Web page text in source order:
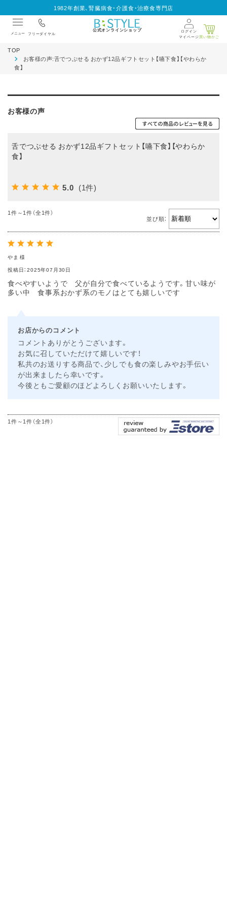
1982年創業、腎臓病食・介護食・治療食専門店
メニュー フリーダイヤル
公式オンラインショップ
ログイン
マイページ買い物かご
TOP
お客様の声:舌でつぶせる おかず12品ギフトセット【嚥下食】【やわらか
食】
お客様の声
舌でつぶせる おかず12品ギフトセット【嚥下食】【やわらか
食】
5.0 (1件)
1件～1件（全1件）
並び順：
やま 様
投稿日：2025年07月30日
食べやすいようで 父が自分で食べているようです。甘い味が
多い中 食事系おかず系のモノはとても嬉しいです
お店からのコメント
コメントありがとうございます。
お気に召していただけて嬉しいです！
私共のお送りする商品で、少しでも食の楽しみやお手伝い
が出来ましたら幸いです。
今後ともご愛顧のほどよろしくお願いいたします。
1件～1件（全1件）